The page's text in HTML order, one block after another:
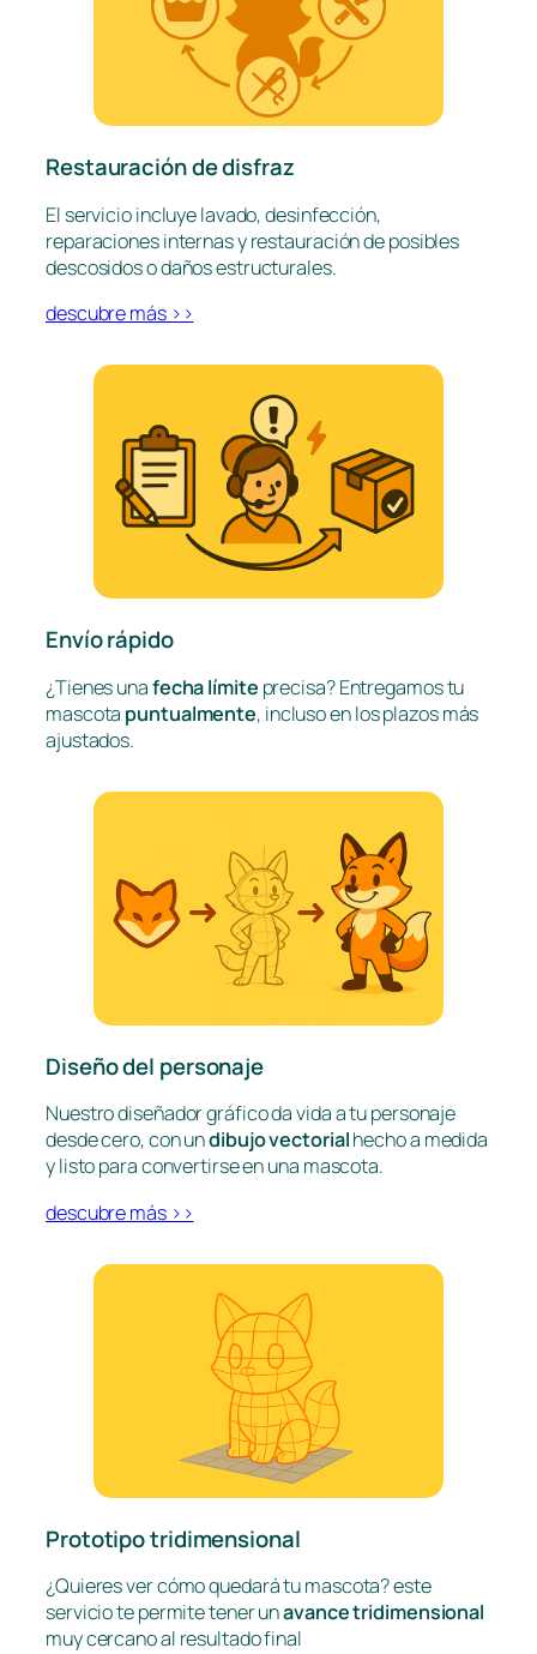
Restauración de disfraz
El servicio incluye lavado, desinfección,
reparaciones internas y restauración de posibles
descosidos o daños estructurales.
descubre más >>
Envío rápido
¿Tienes unafecha límite precisa? Entregamos tu
mascota puntualmente, incluso en los plazos más
ajustados.
Diseño del personaje
Nuestro diseñador gráfico da vida a tu personaje
desde cero, con undibujo vectorialhecho a medida
y listo para convertirse en una mascota.
descubre más >>
Prototipo tridimensional
¿Quieres ver cómo quedará tu mascota? este
servicio te permite tener unavance tridimensional
muy cercano al resultado final